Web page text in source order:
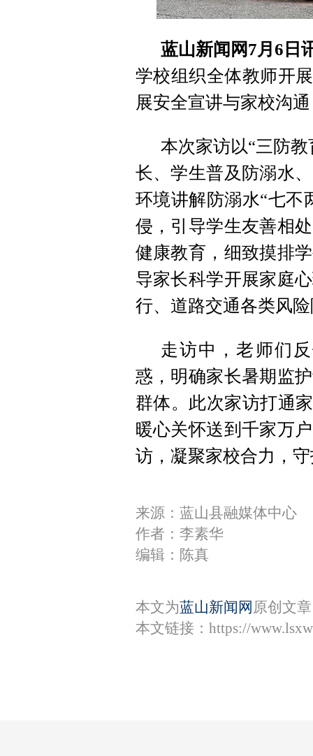
蓝山新闻网7月6日
学校组织全体教师开
展安全宣讲与家校沟
本次家访以“三防
长、学生普及防溺水
环境讲解防溺水“七不
侵，引导学生友善相
健康教育，细致摸排
导家长科学开展家庭
行、道路交通各类风
走访中，老师们
惑，明确家长暑期监
群体。此次家访打通
暖心关怀送到千家万
访，凝聚家校合力，
来源：蓝山县融媒体中心
作者：李素华
编辑：陈真
本文为蓝山新闻网 原创文
本文链接： https://